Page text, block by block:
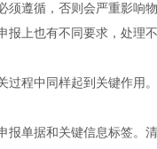
须遵循，否则会严重影响
报上也有不同要求，处理
过程中同样起到关键作用
报单据和关键信息标签。